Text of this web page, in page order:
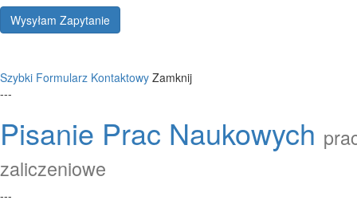
Wysyłam Zapytanie
Szybki Formularz Kontaktowy Zamknij
---
Pisanie Prac Naukowych
zaliczeniowe
---